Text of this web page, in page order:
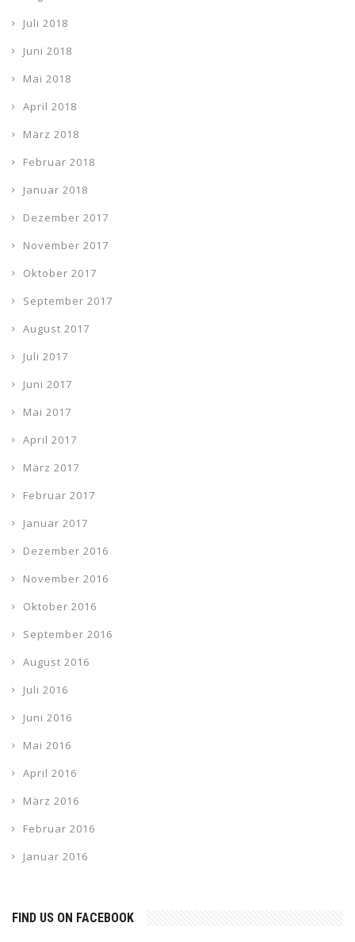
Juli 2018
Juni 2018
Mai 2018
April 2018
März 2018
Februar 2018
Januar 2018
Dezember 2017
November 2017
Oktober 2017
September 2017
August 2017
Juli 2017
Juni 2017
Mai 2017
April 2017
März 2017
Februar 2017
Januar 2017
Dezember 2016
November 2016
Oktober 2016
September 2016
August 2016
Juli 2016
Juni 2016
Mai 2016
April 2016
März 2016
Februar 2016
Januar 2016
FIND US ON FACEBOOK